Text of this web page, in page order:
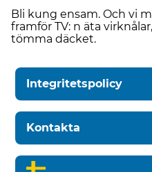
Bli kung ensam. Och vi
framför TV: n äta
tömma däcket.
Integritetspolicy
Kontakta